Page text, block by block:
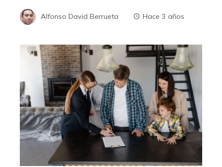
Alfonso David Berrueta Hace 3 años